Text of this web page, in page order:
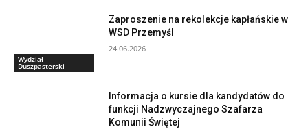
Wydział
Duszpasterski
Zaproszenie na rekolekcje kapłańskie w
WSD Przemyśl
24.06.2026
Informacja o kursie dla kandydatów do
funkcji Nadzwyczajnego Szafarza
Komunii Świętej